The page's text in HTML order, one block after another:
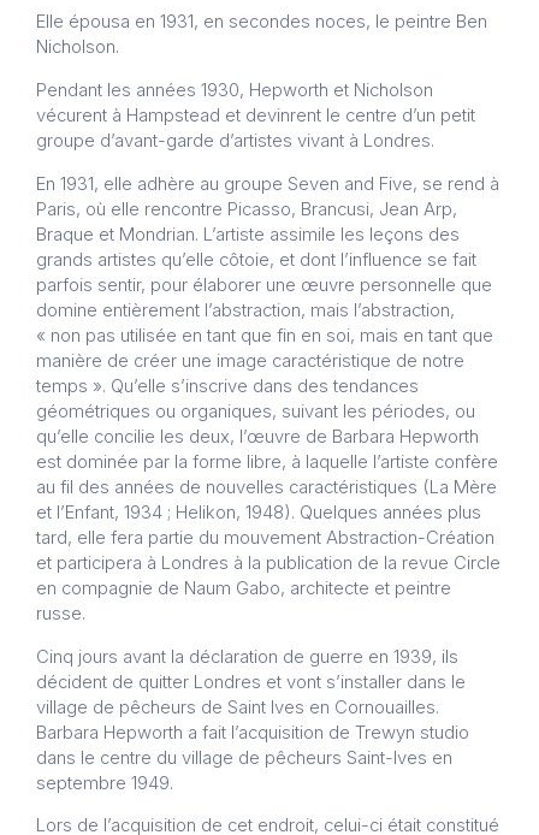
Elle épousa en 1931, en secondes noces, le peintre Ben
Nicholson.
Pendant les années 1930, Hepworth et Nicholson
vécurent à Hampstead et devinrent le centre d’un petit
groupe d’avant-garde d’artistes vivant à Londres.
En 1931, elle adhère au groupe Seven and Five, se rend à
Paris, où elle rencontre Picasso, Brancusi, Jean Arp,
Braque et Mondrian. L’artiste assimile les leçons des
grands artistes qu’elle côtoie, et dont l’influence se fait
parfois sentir, pour élaborer une œuvre personnelle que
domine entièrement l’abstraction, mais l’abstraction,
« non pas utilisée en tant que fin en soi, mais en tant que
manière de créer une image caractéristique de notre
temps ». Qu’elle s’inscrive dans des tendances
géométriques ou organiques, suivant les périodes, ou
qu’elle concilie les deux, l’œuvre de Barbara Hepworth
est dominée par la forme libre, à laquelle l’artiste confère
au fil des années de nouvelles caractéristiques (La Mère
et l’Enfant, 1934 ; Helikon, 1948). Quelques années plus
tard, elle fera partie du mouvement Abstraction-Création
et participera à Londres à la publication de la revue Circle
en compagnie de Naum Gabo, architecte et peintre
russe.
Cinq jours avant la déclaration de guerre en 1939, ils
décident de quitter Londres et vont s’installer dans le
village de pêcheurs de Saint Ives en Cornouailles.
Barbara Hepworth a fait l’acquisition de Trewyn studio
dans le centre du village de pêcheurs Saint-Ives en
septembre 1949.
Lors de l’acquisition de cet endroit, celui-ci était constitué